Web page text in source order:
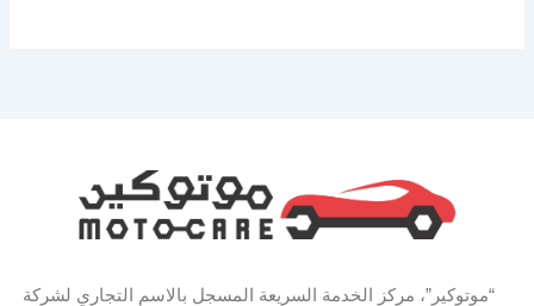
“موتوكير”، مركز الخدمة السريعة المسجل بالاسم التجاري لشركة